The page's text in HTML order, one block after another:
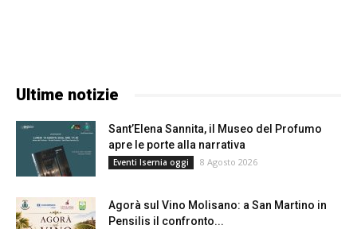
Ultime notizie
Sant’Elena Sannita, il Museo del Profumo
apre le porte alla narrativa
Eventi Isernia oggi 8 Agosto 2026
Agorà sul Vino Molisano: a San Martino in
Pensilis il confronto...